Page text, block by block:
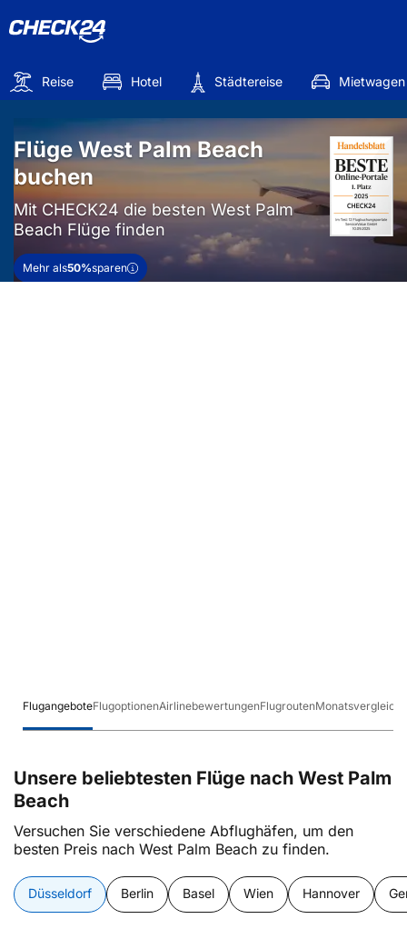
Reise Hotel Städtereise Mietwagen
Flüge West Palm Beach
buchen
Mit CHECK24 die besten West Palm
Beach Flüge finden
Mehr als50%sparen
FlugangeboteFlugoptionenAirlinebewertungenFlugroutenMonatsvergleich
Unsere beliebtesten Flüge nach West Palm
Beach
Versuchen Sie verschiedene Abflughäfen, um den
besten Preis nach West Palm Beach zu finden.
Düsseldorf Berlin Basel Wien Hannover